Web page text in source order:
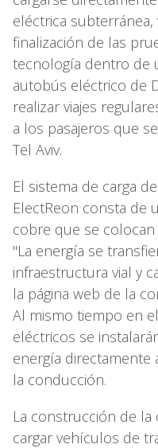
eléctrica subterránea,
finalización de las
tecnología dentro de
autobús eléctrico de
realizar viajes
a los pasajeros que
Tel Aviv.
El sistema de carga
ElectReon consta de
cobre que se
"La energía se
infraestructura vial y
la página web de la
Al mismo tiempo en
eléctricos se
energía
la conducción.
La construcción de la
cargar vehículos de